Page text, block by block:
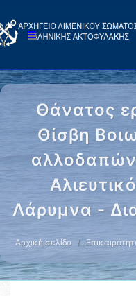
Θάνατος
Θίσβη
αλλοδαπών
Λάρυμνα -
Αρχική σελίδα